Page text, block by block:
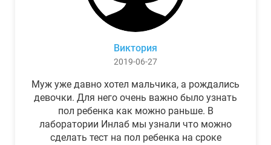
Виктория
2019-06-27
Муж уже давно хотел мальчика, а рождались
девочки. Для него очень важно было узнать
пол ребенка как можно раньше. В
лаборатории Инлаб мы узнали что можно
сделать тест на пол ребенка на сроке